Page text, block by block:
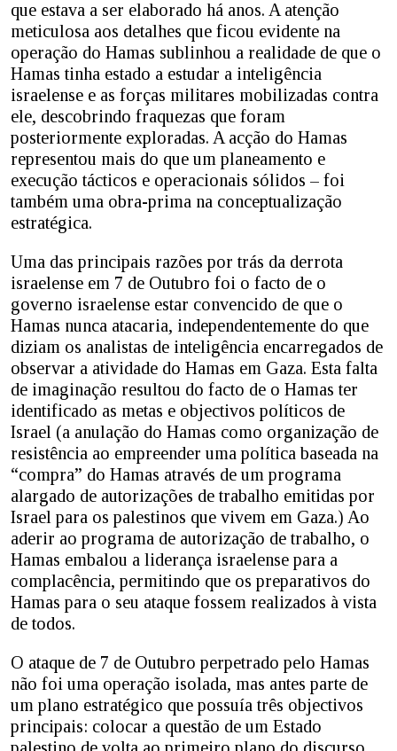
que estava a ser elaborado há anos. A atenção
meticulosa aos detalhes que ficou evidente na
operação do Hamas sublinhou a realidade de que o
Hamas tinha estado a estudar a inteligência
israelense e as forças militares mobilizadas contra
ele, descobrindo fraquezas que foram
posteriormente exploradas. A acção do Hamas
representou mais do que um planeamento e
execução tácticos e operacionais sólidos – foi
também uma obra-prima na conceptualização
estratégica.
Uma das principais razões por trás da derrota
israelense em 7 de Outubro foi o facto de o
governo israelense estar convencido de que o
Hamas nunca atacaria, independentemente do que
diziam os analistas de inteligência encarregados de
observar a atividade do Hamas em Gaza. Esta falta
de imaginação resultou do facto de o Hamas ter
identificado as metas e objectivos políticos de
Israel (a anulação do Hamas como organização de
resistência ao empreender uma política baseada na
“compra” do Hamas através de um programa
alargado de autorizações de trabalho emitidas por
Israel para os palestinos que vivem em Gaza.) Ao
aderir ao programa de autorização de trabalho, o
Hamas embalou a liderança israelense para a
complacência, permitindo que os preparativos do
Hamas para o seu ataque fossem realizados à vista
de todos.
O ataque de 7 de Outubro perpetrado pelo Hamas
não foi uma operação isolada, mas antes parte de
um plano estratégico que possuía três objectivos
principais: colocar a questão de um Estado